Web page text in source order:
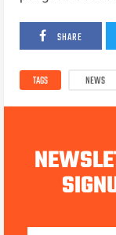
SHARE
TAGS NEWS